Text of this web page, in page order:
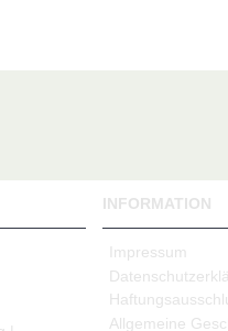
INFORMATION
Impressum
Allgemeine